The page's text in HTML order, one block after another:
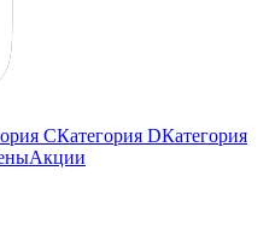
CКатегория DКатегория
Акции